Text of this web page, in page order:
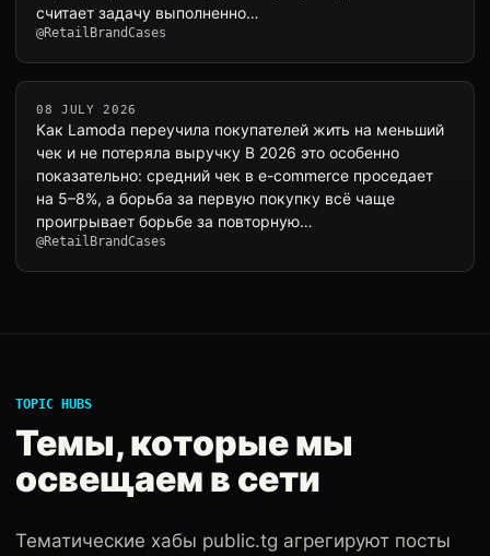
считает задачу выполненно…
@RetailBrandCases
08 JULY 2026
Как Lamoda переучила покупателей жить на меньший
чек и не потеряла выручку В 2026 это особенно
показательно: средний чек в e-commerce проседает
на 5–8%, а борьба за первую покупку всё чаще
проигрывает борьбе за повторную…
@RetailBrandCases
TOPIC HUBS
Темы, которые мы
освещаем в сети
Тематические хабы public.tg агрегируют посты